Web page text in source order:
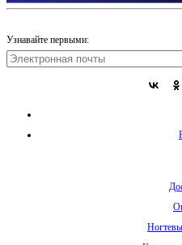
Узнавайте первыми: